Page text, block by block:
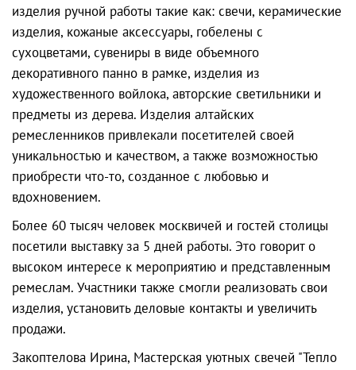
изделия ручной работы такие как: свечи, керамические
изделия, кожаные аксессуары, гобелены с
сухоцветами, сувениры в виде объемного
декоративного панно в рамке, изделия из
художественного войлока, авторские светильники и
предметы из дерева. Изделия алтайских
ремесленников привлекали посетителей своей
уникальностью и качеством, а также возможностью
приобрести что-то, созданное с любовью и
вдохновением.
Более 60 тысяч человек москвичей и гостей столицы
посетили выставку за 5 дней работы. Это говорит о
высоком интересе к мероприятию и представленным
ремеслам. Участники также смогли реализовать свои
изделия, установить деловые контакты и увеличить
продажи.
Закоптелова Ирина, Мастерская уютных свечей "Тепло